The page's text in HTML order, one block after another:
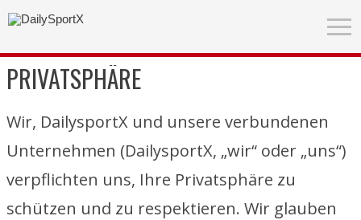
PRIVATSPHÄRE
Wir, DailysportX und unsere verbundenen
Unternehmen (DailysportX, „wir“ oder „uns“)
verpflichten uns, Ihre Privatsphäre zu
schützen und zu respektieren. Wir glauben